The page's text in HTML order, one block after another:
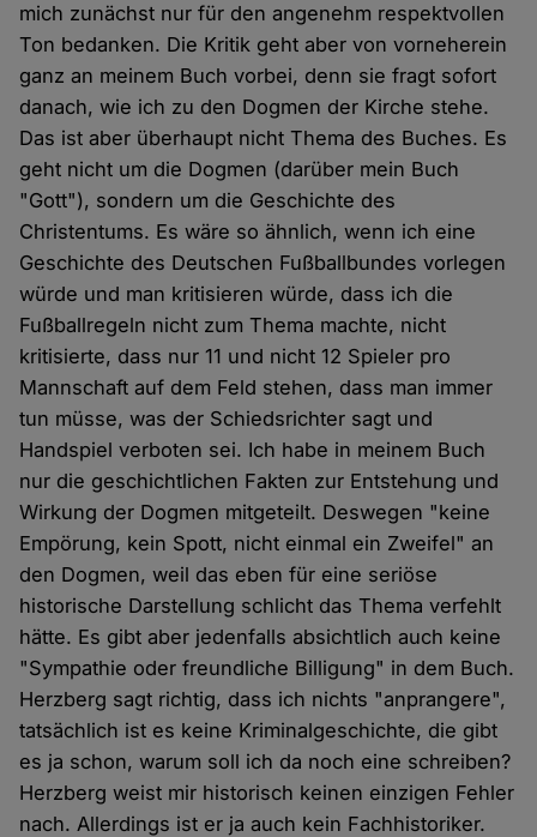
mich zunächst nur für den angenehm respektvollen
Ton bedanken. Die Kritik geht aber von vorneherein
ganz an meinem Buch vorbei, denn sie fragt sofort
danach, wie ich zu den Dogmen der Kirche stehe.
Das ist aber überhaupt nicht Thema des Buches. Es
geht nicht um die Dogmen (darüber mein Buch
"Gott"), sondern um die Geschichte des
Christentums. Es wäre so ähnlich, wenn ich eine
Geschichte des Deutschen Fußballbundes vorlegen
würde und man kritisieren würde, dass ich die
Fußballregeln nicht zum Thema machte, nicht
kritisierte, dass nur 11 und nicht 12 Spieler pro
Mannschaft auf dem Feld stehen, dass man immer
tun müsse, was der Schiedsrichter sagt und
Handspiel verboten sei. Ich habe in meinem Buch
nur die geschichtlichen Fakten zur Entstehung und
Wirkung der Dogmen mitgeteilt. Deswegen "keine
Empörung, kein Spott, nicht einmal ein Zweifel" an
den Dogmen, weil das eben für eine seriöse
historische Darstellung schlicht das Thema verfehlt
hätte. Es gibt aber jedenfalls absichtlich auch keine
"Sympathie oder freundliche Billigung" in dem Buch.
Herzberg sagt richtig, dass ich nichts "anprangere",
tatsächlich ist es keine Kriminalgeschichte, die gibt
es ja schon, warum soll ich da noch eine schreiben?
Herzberg weist mir historisch keinen einzigen Fehler
nach. Allerdings ist er ja auch kein Fachhistoriker.